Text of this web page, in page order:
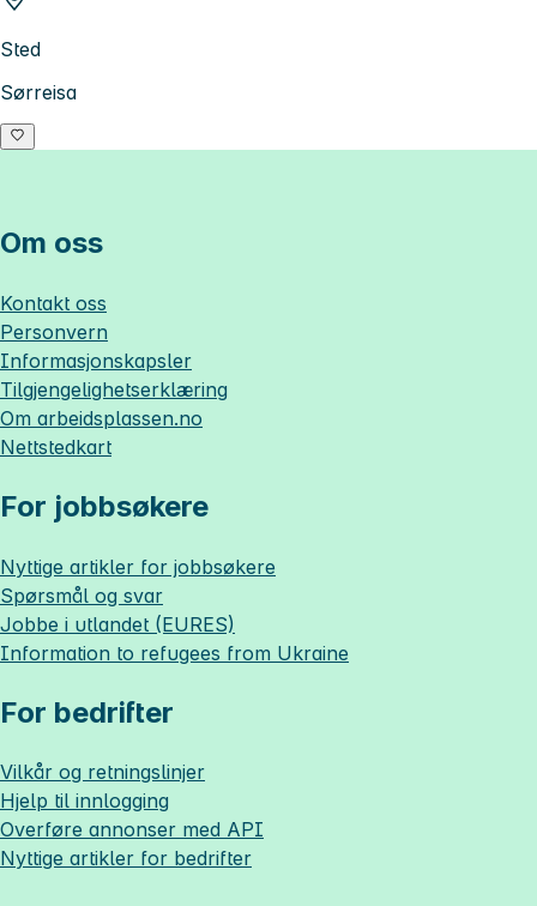
Sted
Sørreisa
Om oss
Kontakt oss
Personvern
Informasjonskapsler
Tilgjengelighetserklæring
Om arbeidsplassen.no
Nettstedkart
For jobbsøkere
Nyttige artikler for jobbsøkere
Spørsmål og svar
Jobbe i utlandet (EURES)
Information to refugees from Ukraine
For bedrifter
Vilkår og retningslinjer
Hjelp til innlogging
Overføre annonser med API
Nyttige artikler for bedrifter